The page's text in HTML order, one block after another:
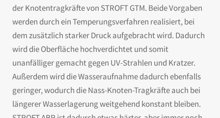
der Knotentragkräfte von STROFT GTM. Beide Vorgaben
werden durch ein Temperungsverfahren realisiert, bei
dem zusätzlich starker Druck aufgebracht wird. Dadurch
wird die Oberfläche hochverdichtet und somit
unanfälliger gemacht gegen UV-Strahlen und Kratzer.
Außerdem wird die Wasseraufnahme dadurch ebenfalls
geringer, wodurch die Nass-Knoten-Tragkräfte auch bei
längerer Wasserlagerung weitgehend konstant bleiben.